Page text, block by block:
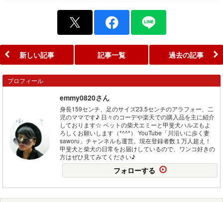
新しい記事 記事一覧 過去の記事
プロフィール
emmy0820さん
身長159センチ、足のサイズ23.5センチのアラフォー、二
児のママです♪ 日々のコーデや楽天での購入品を主に紹介
しております☆ ペットの柴犬エミーと甲斐犬ハルヱもよ
ろしくお願いします（*^^*） YouTube「川沿いに歩く妻
saworu」チャンネルも運営。現在登録者数１万人超え！
甲斐犬と柴犬の日常をお届けしているので、ワンコ好きの
方はぜひ見てみてください♪
フォローする